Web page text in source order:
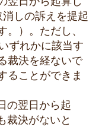
しの訴えを提起
。）。ただし、
ずれかに該当す
裁決を経ないで
ることができま
の翌日から起
裁決がないと